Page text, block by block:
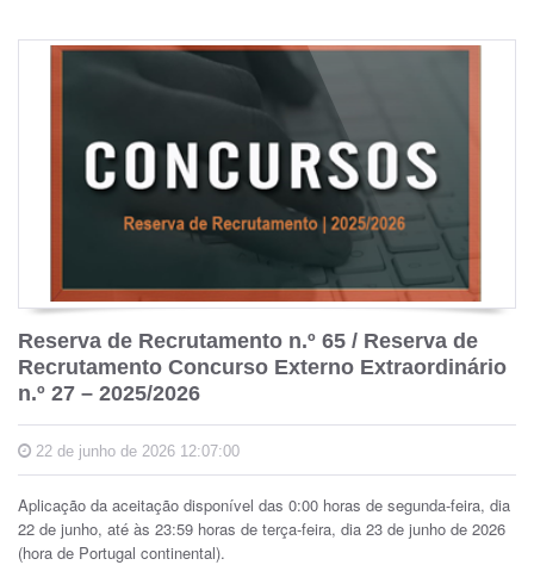
Reserva de Recrutamento n.º 65 / Reserva de
Recrutamento Concurso Externo Extraordinário
n.º 27 – 2025/2026
22 de junho de 2026 12:07:00
Aplicação da aceitação disponível das 0:00 horas de segunda-feira, dia
22 de junho, até às 23:59 horas de terça-feira, dia 23 de junho de 2026
(hora de Portugal continental).